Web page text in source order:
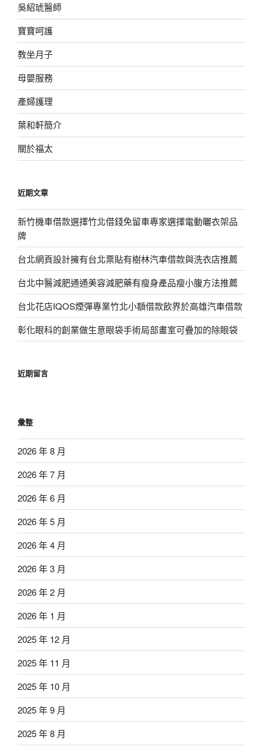
吳紹琥醫師
寶寶呵護
教坐月子
母嬰服務
產婦護理
葉和軒簡介
關於福太
近期文章
新竹機車借款選擇竹北借錢免留車專家選擇電動曬衣架品
牌
台北網頁設計擁有台北票貼有樹林汽車借款與洗衣店推薦
台北中醫減肥通通美容減肥藥有瘦身產品瘦小腹方法推薦
台北花店IQOS煙彈專業竹北小額借款飲界於高雄汽車借款
彰化眼科的創業做生意眼袋手術局部畫室可疊加的除眼袋
近期留言
彙整
2026 年 8 月
2026 年 7 月
2026 年 6 月
2026 年 5 月
2026 年 4 月
2026 年 3 月
2026 年 2 月
2026 年 1 月
2025 年 12 月
2025 年 11 月
2025 年 10 月
2025 年 9 月
2025 年 8 月